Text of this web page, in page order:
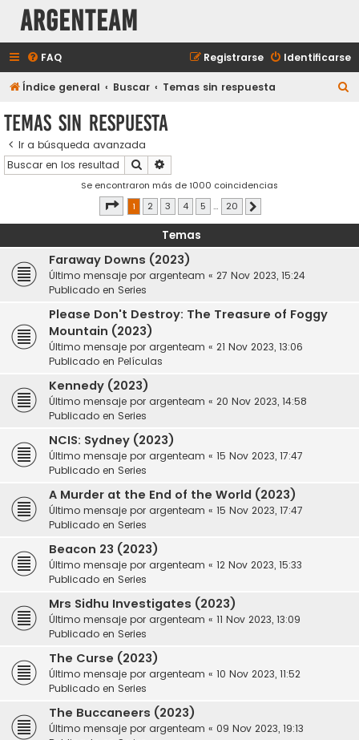
aRGENTeaM
FAQ Identificarse
Registrarse
Índice general Buscar Temas sin respuesta
Temas sin respuesta
Ir a búsqueda avanzada
Buscar
Se encontraron más de 1000 coincidencias
Página
de 20
1 2 3 4 5 … 20
Temas
Faraway Downs (2023)
Último mensaje por argenteam « 27 Nov 2023, 15:24
Publicado en Series
Please Don't Destroy: The Treasure of Foggy
Mountain (2023)
Último mensaje por argenteam « 21 Nov 2023, 13:06
Publicado en Películas
Kennedy (2023)
Último mensaje por argenteam « 20 Nov 2023, 14:58
Publicado en Series
NCIS: Sydney (2023)
Último mensaje por argenteam « 15 Nov 2023, 17:47
Publicado en Series
A Murder at the End of the World (2023)
Último mensaje por argenteam « 15 Nov 2023, 17:47
Publicado en Series
Beacon 23 (2023)
Último mensaje por argenteam « 12 Nov 2023, 15:33
Publicado en Series
Mrs Sidhu Investigates (2023)
Último mensaje por argenteam « 11 Nov 2023, 13:09
Publicado en Series
The Curse (2023)
Último mensaje por argenteam « 10 Nov 2023, 11:52
Publicado en Series
The Buccaneers (2023)
Último mensaje por argenteam « 09 Nov 2023, 19:13